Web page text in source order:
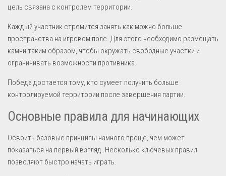
цель связана с контролем территории.
Каждый участник стремится занять как можно больше
пространства на игровом поле. Для этого необходимо размещать
камни таким образом, чтобы окружать свободные участки и
ограничивать возможности противника.
Победа достается тому, кто сумеет получить больше
контролируемой территории после завершения партии.
Основные правила для начинающих
Освоить базовые принципы намного проще, чем может
показаться на первый взгляд. Несколько ключевых правил
позволяют быстро начать играть.